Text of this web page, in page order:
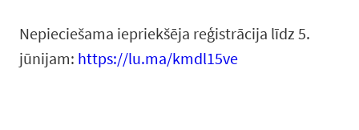
Nepieciešama iepriekšēja reģistrācija līdz 5.
jūnijam: https://lu.ma/kmdl15ve